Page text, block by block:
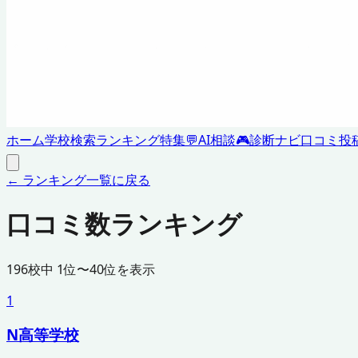
ホーム学校検索ランキング特集💬AI相談🎮診断ナビ口コミ投
← ランキング一覧に戻る
口コミ数ランキング
196校中 1位〜40位を表示
1
N高等学校